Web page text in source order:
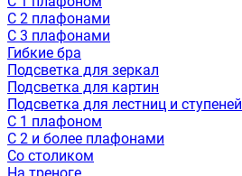
С 2 плафонами
С 3 плафонами
Гибкие бра
Подсветка для зеркал
Подсветка для картин
Подсветка для лестниц и ступеней
С 1 плафоном
С 2 и более плафонами
Со столиком